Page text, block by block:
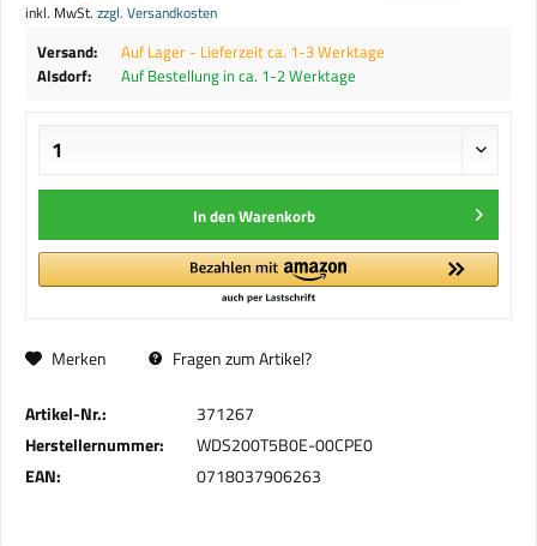
inkl. MwSt. zzgl. Versandkosten
Versand:
Auf Lager - Lieferzeit ca. 1-3 Werktage
Alsdorf:
Auf Bestellung in ca. 1-2 Werktage
In denWarenkorb
Merken Fragen zum Artikel?
Artikel-Nr.:
371267
Herstellernummer:
WDS200T5B0E-00CPE0
EAN:
0718037906263